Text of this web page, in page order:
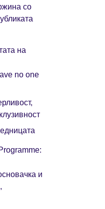
со
на
no one
и